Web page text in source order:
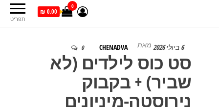
תפריט
0
0.00 ₪
6 ביולי 2026 מאת CHENADVA
0
סט כוס לילדים (לא
שביר) + בקבוק
נירוסטה-מיניונים